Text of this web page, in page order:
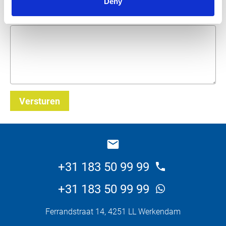
Wat wilt u weten over dit product?
Versturen
+31 183 50 99 99
+31 183 50 99 99
Ferrandstraat 14, 4251 LL Werkendam